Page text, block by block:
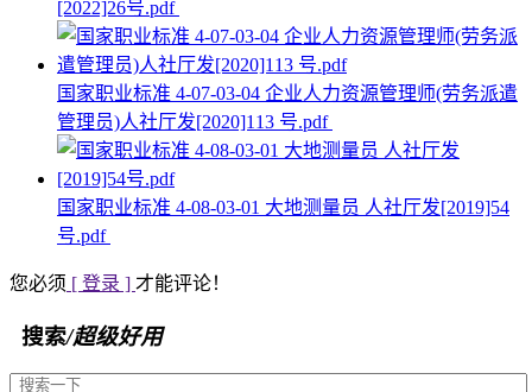
[2022]26号.pdf
国家职业标准 4-07-03-04 企业人力资源管理师(劳务派遣
管理员)人社厅发[2020]113 号.pdf
国家职业标准 4-08-03-01 大地测量员 人社厅发[2019]54
号.pdf
您必须 [ 登录 ] 才能评论！
搜索/超级好用